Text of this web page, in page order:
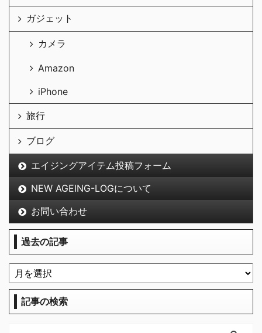
ガジェット
カメラ
Amazon
iPhone
旅行
ブログ
エイジングアイテム投稿フォーム
NEW AGEING-LOGについて
お問い合わせ
過去の記事
記事の検索